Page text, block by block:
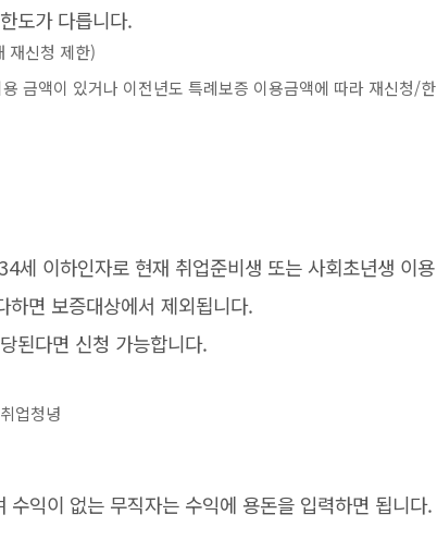
도가 다릅니다.
재신청 제한)
금액이 있거나 이전년도 특례보증 이용금액에 따라 재신청/한
세 이하인자로 현재 취업준비생 또는 사회초년생 이용
면 보증대상에서 제외됩니다.
된다면 신청 가능합니다.
업청녕
익이 없는 무직자는 수익에 용돈을 입력하면 됩니다.